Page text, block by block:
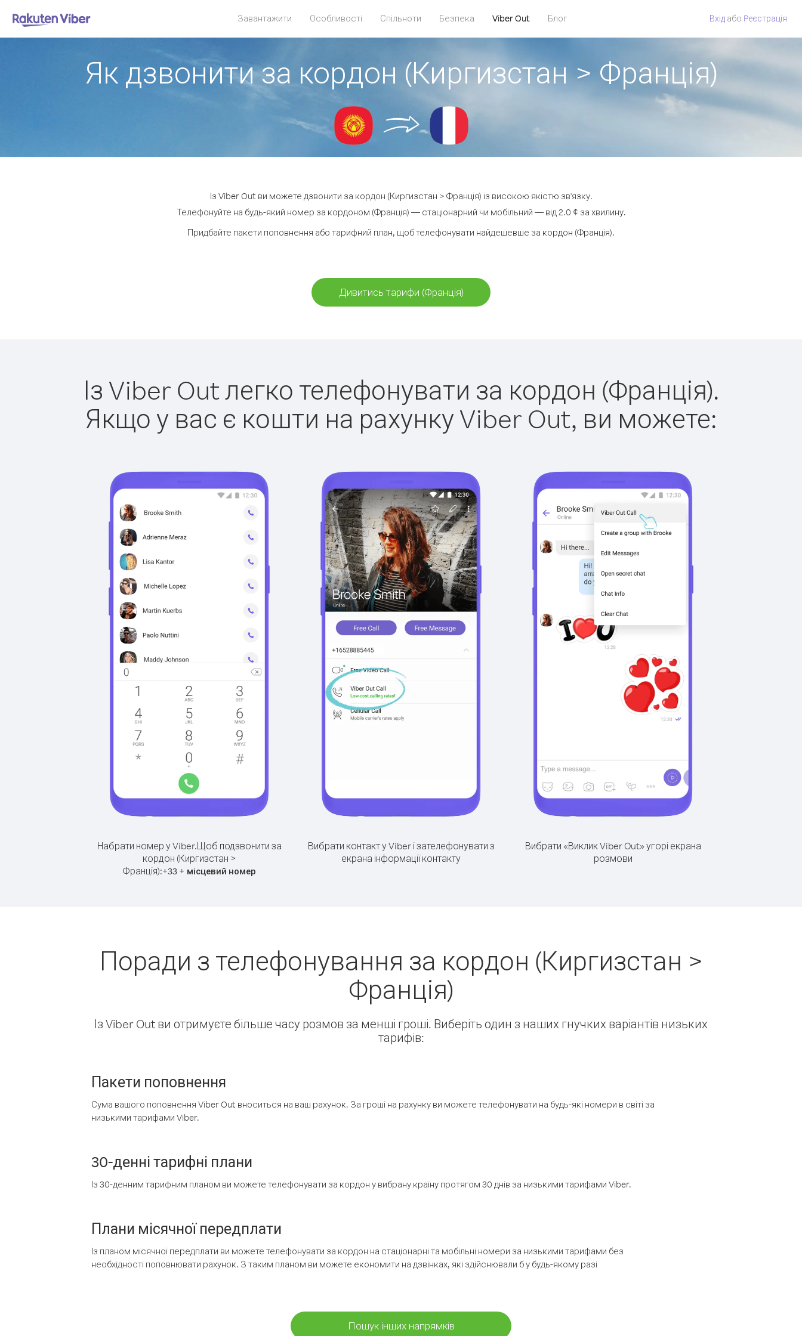
Завантажити Особливості Спільноти Безпека Viber Out Блог Вхід або Pеєстрація
Як дзвонити за кордон (Киргизстан > Франція)
Із Viber Out ви можете дзвонити за кордон (Киргизстан > Франція) із високою якістю зв'язку.
Телефонуйте на будь-який номер за кордоном (Франція) — стаціонарний чи мобільний — від 2.0 ¢ за хвилину.
Придбайте пакети поповнення або тарифний план, щоб телефонувати найдешевше за кордон (Франція).
Дивитись тарифи (Франція)
Із Viber Out легко телефонувати за кордон (Франція).
Якщо у вас є кошти на рахунку Viber Out, ви можете:
Набрати номер у Viber.Щоб подзвонити за
кордон (Киргизстан >
Франція):+33 + місцевий номер
Вибрати контакт у Viber і зателефонувати з
екрана інформації контакту
Вибрати «Виклик Viber Out» угорі екрана
розмови
Поради з телефонування за кордон (Киргизстан >
Франція)
Із Viber Out ви отримуєте більше часу розмов за менші гроші. Виберіть один з наших гнучких варіантів низьких
тарифів:
Пакети поповнення
Сума вашого поповнення Viber Out вноситься на ваш рахунок. За гроші на рахунку ви можете телефонувати на будь-які номери в світі за
низькими тарифами Viber.
30-денні тарифні плани
Із 30-денним тарифним планом ви можете телефонувати за кордон у вибрану країну протягом 30 днів за низькими тарифами Viber.
Плани місячної передплати
Із планом місячної передплати ви можете телефонувати за кордон на стаціонарні та мобільні номери за низькими тарифами без
необхідності поповнювати рахунок. З таким планом ви можете економити на дзвінках, які здійснювали б у будь-якому разі
Пошук інших напрямків